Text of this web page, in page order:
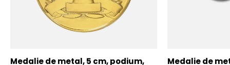
Medalie de metal, 5 cm, podium,
Medalie de